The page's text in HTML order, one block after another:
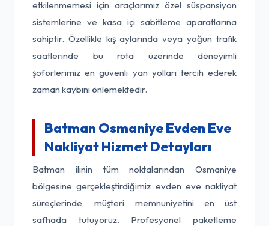
etkilenmemesi için araçlarımız özel süspansiyon
sistemlerine ve kasa içi sabitleme aparatlarına
sahiptir. Özellikle kış aylarında veya yoğun trafik
saatlerinde bu rota üzerinde deneyimli
şoförlerimiz en güvenli yan yolları tercih ederek
zaman kaybını önlemektedir.
Batman Osmaniye Evden Eve
Nakliyat Hizmet Detayları
Batman ilinin tüm noktalarından Osmaniye
bölgesine gerçekleştirdiğimiz evden eve nakliyat
süreçlerinde, müşteri memnuniyetini en üst
safhada tutuyoruz. Profesyonel paketleme